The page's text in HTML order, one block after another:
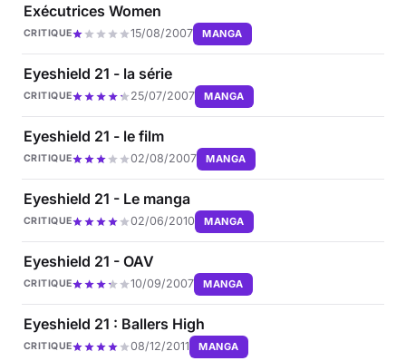
Exécutrices Women
CRITIQUE 15/08/2007 MANGA
Eyeshield 21 - la série
CRITIQUE 25/07/2007 MANGA
Eyeshield 21 - le film
CRITIQUE 02/08/2007 MANGA
Eyeshield 21 - Le manga
CRITIQUE 02/06/2010 MANGA
Eyeshield 21 - OAV
CRITIQUE 10/09/2007 MANGA
Eyeshield 21 : Ballers High
CRITIQUE 08/12/2011 MANGA